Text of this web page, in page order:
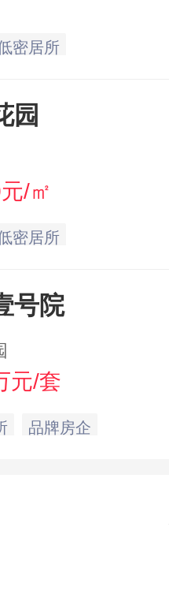
密居所
园
/㎡
密居所
号院
元/套
品牌房企